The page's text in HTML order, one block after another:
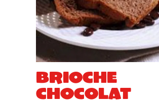
Brioche
chocolat